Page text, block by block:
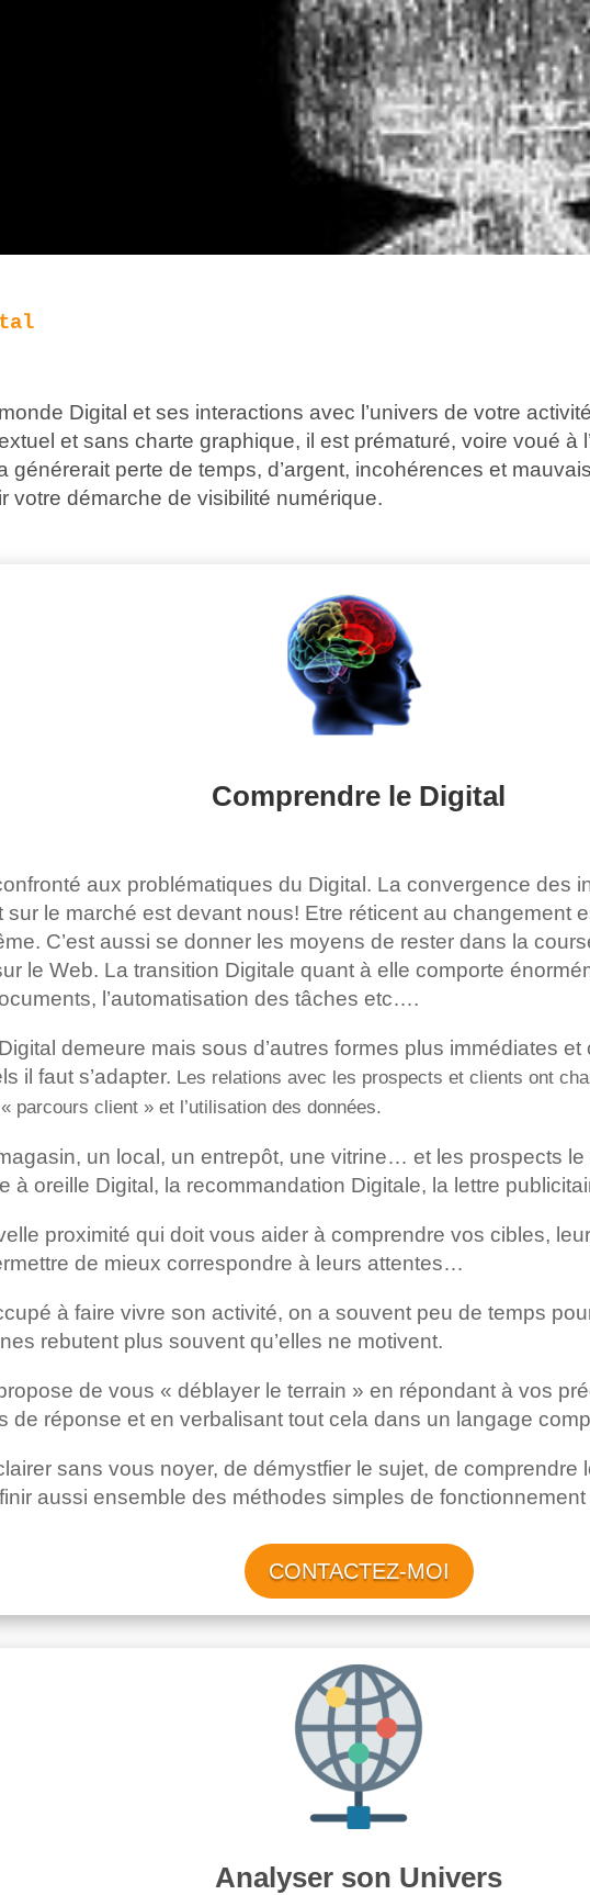
Digital et ses interactions avec l’univers de votre
et sans charte graphique, il est prématuré, voire voué à
générerait perte de temps, d’argent, incohérences et
votre démarche de visibilité numérique.
Comprendre le Digital
aux problématiques du Digital. La convergence des
sur le marché est devant nous! Etre réticent au changement
C’est aussi se donner les moyens de rester dans la
le Web. La transition Digitale quant à elle comporte
l’automatisation des tâches etc….
demeure mais sous d’autres formes plus immédiates
il faut s’adapter. Les relations avec les prospects et clients ont
parcours client » et l’utilisation des données.
un local, un entrepôt, une vitrine… et les prospects
à oreille Digital, la recommandation Digitale, la lettre
proximité qui doit vous aider à comprendre vos cibles,
de mieux correspondre à leurs attentes…
à faire vivre son activité, on a souvent peu de temps
rebutent plus souvent qu’elles ne motivent.
de vous « déblayer le terrain » en répondant à vos
de réponse et en verbalisant tout cela dans un langage
sans vous noyer, de démystfier le sujet, de comprendre
aussi ensemble des méthodes simples de
CONTACTEZ-MOI
Analyser son Univers